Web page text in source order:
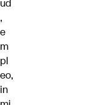
ud
,
e
m
pl
eo,
in